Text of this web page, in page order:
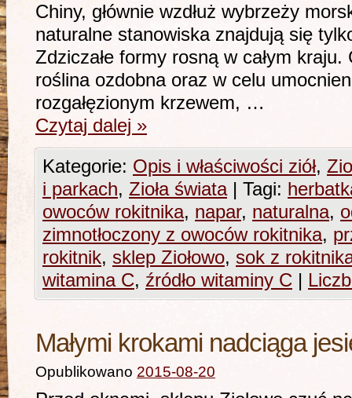
Chiny, głównie wzdłuż wybrzeży
naturalne stanowiska znajdują się
Zdziczałe formy rosną w całym
roślina ozdobna oraz w celu
rozgałęzionym krzewem, …
Czytaj dalej »
Kategorie: Opis i właściwości ziół,
i parkach, Zioła świata | Tagi:
owoców rokitnika, napar, naturalna,
zimnotłoczony z owoców rokitnika,
rokitnik, sklep Ziołowo, sok z
witamina C, źródło witaminy C |
Małymi krokami nadciąga
Opublikowano 2015-08-20